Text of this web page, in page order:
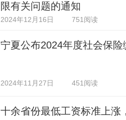
限有关问题的通知
2024年12月16日 751阅读
宁夏公布2024年度社会保险
2024年11月27日 451阅读
十余省份最低工资标准上涨